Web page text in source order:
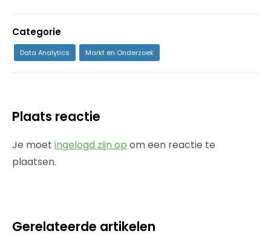
Categorie
Data Analytics Markt en Onderzoek
Plaats reactie
Je moet ingelogd zijn op om een reactie te
plaatsen.
Gerelateerde artikelen